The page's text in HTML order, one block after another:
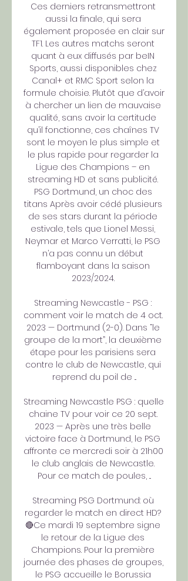
Ces derniers retransmettront
aussi la finale, qui sera
également proposée en clair sur
TF1. Les autres matchs seront
quant à eux diffusés par beIN
Sports, aussi disponibles chez
Canal+ et RMC Sport selon la
formule choisie. Plutôt que d’avoir
à chercher un lien de mauvaise
qualité, sans avoir la certitude
qu’il fonctionne, ces chaînes TV
sont le moyen le plus simple et
le plus rapide pour regarder la
Ligue des Champions – en
streaming HD et sans publicité.
PSG Dortmund, un choc des
titans Après avoir cédé plusieurs
de ses stars durant la période
estivale, tels que Lionel Messi,
Neymar et Marco Verratti, le PSG
n’a pas connu un début
flamboyant dans la saison
2023/2024.
Streaming Newcastle - PSG :
comment voir le match de 4 oct.
2023 — Dortmund (2-0). Dans “le
groupe de la mort”, la deuxième
étape pour les parisiens sera
contre le club de Newcastle, qui
reprend du poil de ...
Streaming Newcastle PSG : quelle
chaine TV pour voir ce 20 sept.
2023 — Après une très belle
victoire face à Dortmund, le PSG
affronte ce mercredi soir à 21h00
le club anglais de Newcastle.
Pour ce match de poules, ...
Streaming PSG Dortmund: où
regarder le match en direct HD?
🔴Ce mardi 19 septembre signe
le retour de la Ligue des
Champions. Pour la première
journée des phases de groupes,
le PSG accueille le Borussia